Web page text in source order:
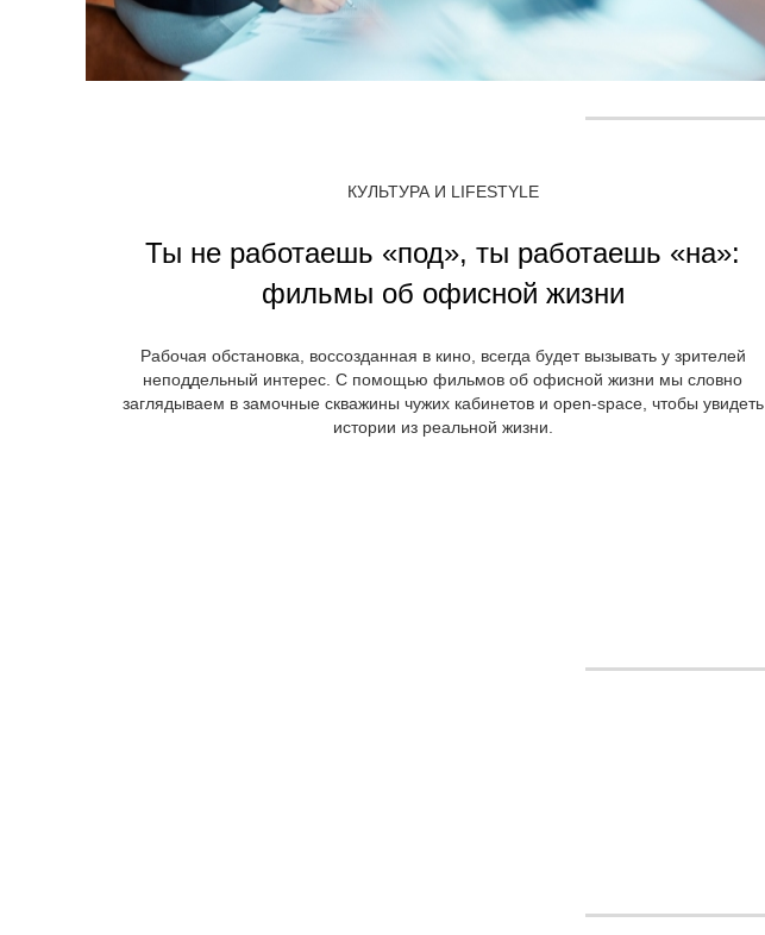
КУЛЬТУРА И LIFESTYLE
Ты не работаешь «под», ты работаешь «на»:
фильмы об офисной жизни
Рабочая обстановка, воссозданная в кино, всегда будет вызывать у зрителей
неподдельный интерес. С помощью фильмов об офисной жизни мы словно
заглядываем в замочные скважины чужих кабинетов и open-space, чтобы увидеть
истории из реальной жизни.